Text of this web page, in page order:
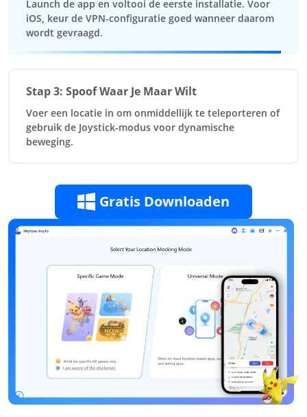
Launch de app en voltooi de eerste installatie. Voor
iOS, keur de VPN-configuratie goed wanneer daarom
wordt gevraagd.
Stap 3: Spoof Waar Je Maar Wilt
Voer een locatie in om onmiddellijk te teleporteren of
gebruik de Joystick-modus voor dynamische
beweging.
Gratis Downloaden